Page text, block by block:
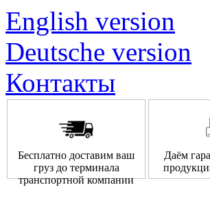
English version
Deutsche version
Контакты
Бесплатно доставим ваш
груз до терминала
транспортной компании
Даём